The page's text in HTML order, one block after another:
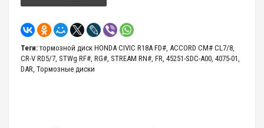
Теги: тормозной диск HONDA CIVIC R18A FD#, ACCORD CM# CL7/8,
CR-V RD5/7, STWg RF#, RG#, STREAM RN#, FR, 45251-SDC-A00, 4075-01,
DAR, Тормозные диски